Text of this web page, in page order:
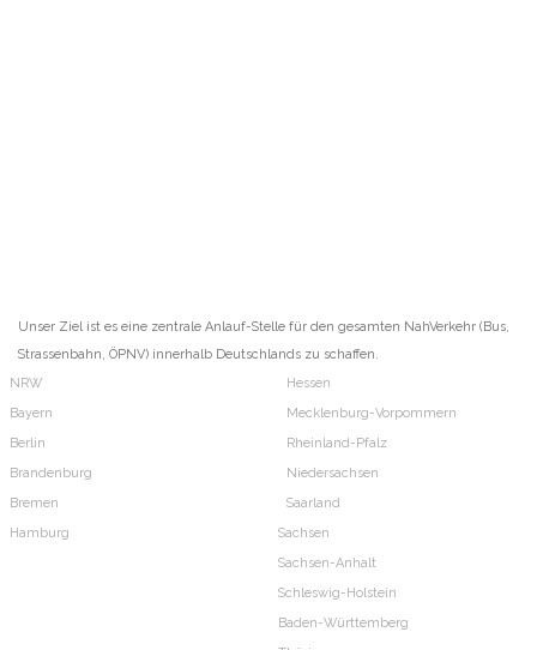
Unser Ziel ist es eine zentrale Anlauf-Stelle für den gesamten NahVerkehr (Bus,
Strassenbahn, ÖPNV) innerhalb Deutschlands zu schaffen.
NRW
Bayern
Berlin
Brandenburg
Bremen
Hamburg
Hessen
Mecklenburg-Vorpommern
Rheinland-Pfalz
Niedersachsen
Saarland
Sachsen
Sachsen-Anhalt
Schleswig-Holstein
Baden-Württemberg